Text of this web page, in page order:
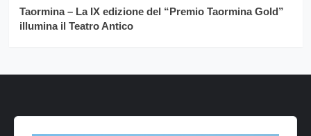
Taormina – La IX edizione del “Premio Taormina Gold”
illumina il Teatro Antico